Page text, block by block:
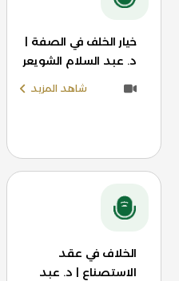
خيار الخلف في الصفة |
د. عبد السلام الشويعر
شاهد المزيد
الخلاف في عقد
الاستصناع | د. عبد